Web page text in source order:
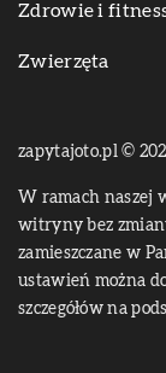
Zdrowie i
Zwierzęta
zapytajoto.pl ©
W ramach naszej
witryny bez
zamieszczane w
ustawień można
szczegółów na